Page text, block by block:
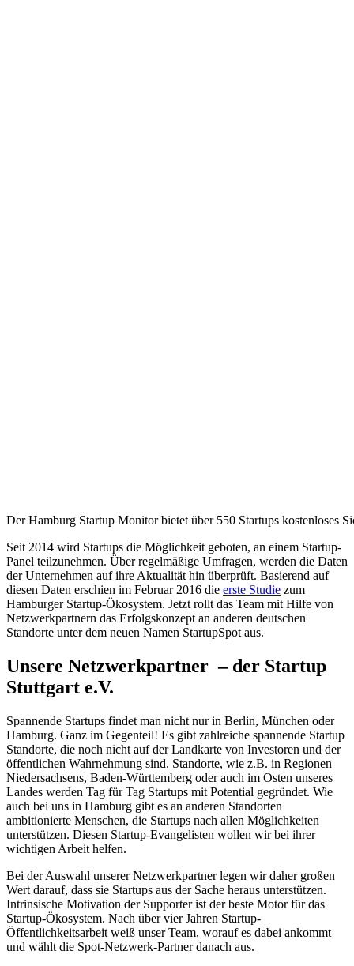
Der Hamburg Startup Monitor bietet über 550 Startups kostenloses
Seit 2014 wird Startups die Möglichkeit geboten, an einem Startup-
Panel teilzunehmen. Über regelmäßige Umfragen, werden die Daten
der Unternehmen auf ihre Aktualität hin überprüft. Basierend auf
diesen Daten erschien im Februar 2016 die erste Studie zum
Hamburger Startup-Ökosystem. Jetzt rollt das Team mit Hilfe von
Netzwerkpartnern das Erfolgskonzept an anderen deutschen
Standorte unter dem neuen Namen StartupSpot aus.
Unsere Netzwerkpartner – der Startup
Stuttgart e.V.
Spannende Startups findet man nicht nur in Berlin, München oder
Hamburg. Ganz im Gegenteil! Es gibt zahlreiche spannende Startup
Standorte, die noch nicht auf der Landkarte von Investoren und der
öffentlichen Wahrnehmung sind. Standorte, wie z.B. in Regionen
Niedersachsens, Baden-Württemberg oder auch im Osten unseres
Landes werden Tag für Tag Startups mit Potential gegründet. Wie
auch bei uns in Hamburg gibt es an anderen Standorten
ambitionierte Menschen, die Startups nach allen Möglichkeiten
unterstützen. Diesen Startup-Evangelisten wollen wir bei ihrer
wichtigen Arbeit helfen.
Bei der Auswahl unserer Netzwerkpartner legen wir daher großen
Wert darauf, dass sie Startups aus der Sache heraus unterstützen.
Intrinsische Motivation der Supporter ist der beste Motor für das
Startup-Ökosystem. Nach über vier Jahren Startup-
Öffentlichkeitsarbeit weiß unser Team, worauf es dabei ankommt
und wählt die Spot-Netzwerk-Partner danach aus.